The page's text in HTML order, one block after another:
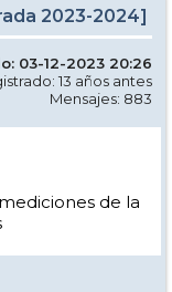
2023-2024]
03-12-2023 20:26
13 años antes
Mensajes: 883
de la